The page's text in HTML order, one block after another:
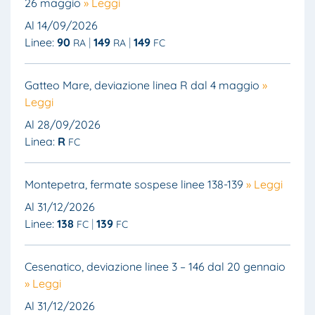
26 maggio » Leggi
Al 14/09/2026
Linee: 90 RA 149 RA 149 FC
Gatteo Mare, deviazione linea R dal 4 maggio »
Leggi
Al 28/09/2026
Linea: R FC
Montepetra, fermate sospese linee 138-139 » Leggi
Al 31/12/2026
Linee: 138 FC 139 FC
Cesenatico, deviazione linee 3 – 146 dal 20 gennaio
» Leggi
Al 31/12/2026